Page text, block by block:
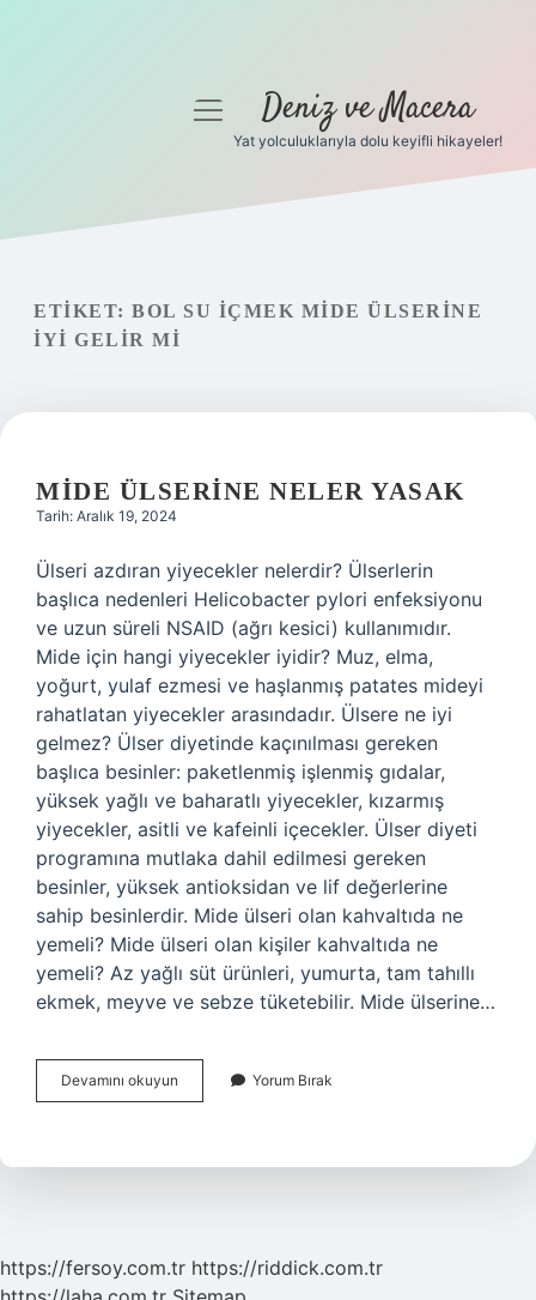
Gizlilik Politikası
Hakkımızda
menüyüDeniz ve Macera
Yat yolculuklarıyla dolu keyifli hikayeler!
ETIKET: BOL SU IÇMEK MIDE ÜLSERINE
IYI GELIR MI
MIDE ÜLSERINE NELER YASAK
Tarih: Aralık 19, 2024
Ülseri azdıran yiyecekler nelerdir? Ülserlerin
başlıca nedenleri Helicobacter pylori enfeksiyonu
ve uzun süreli NSAID (ağrı kesici) kullanımıdır.
Mide için hangi yiyecekler iyidir? Muz, elma,
yoğurt, yulaf ezmesi ve haşlanmış patates mideyi
rahatlatan yiyecekler arasındadır. Ülsere ne iyi
gelmez? Ülser diyetinde kaçınılması gereken
başlıca besinler: paketlenmiş işlenmiş gıdalar,
yüksek yağlı ve baharatlı yiyecekler, kızarmış
yiyecekler, asitli ve kafeinli içecekler. Ülser diyeti
programına mutlaka dahil edilmesi gereken
besinler, yüksek antioksidan ve lif değerlerine
sahip besinlerdir. Mide ülseri olan kahvaltıda ne
yemeli? Mide ülseri olan kişiler kahvaltıda ne
yemeli? Az yağlı süt ürünleri, yumurta, tam tahıllı
ekmek, meyve ve sebze tüketebilir. Mide ülserine…
Devamını okuyun
Ülserine
Yorum Bırak
https://fersoy.com.tr https://riddick.com.tr